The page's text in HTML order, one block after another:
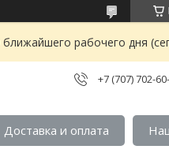
рабочего дня
+7 (707) 702-
Доставка и оплата